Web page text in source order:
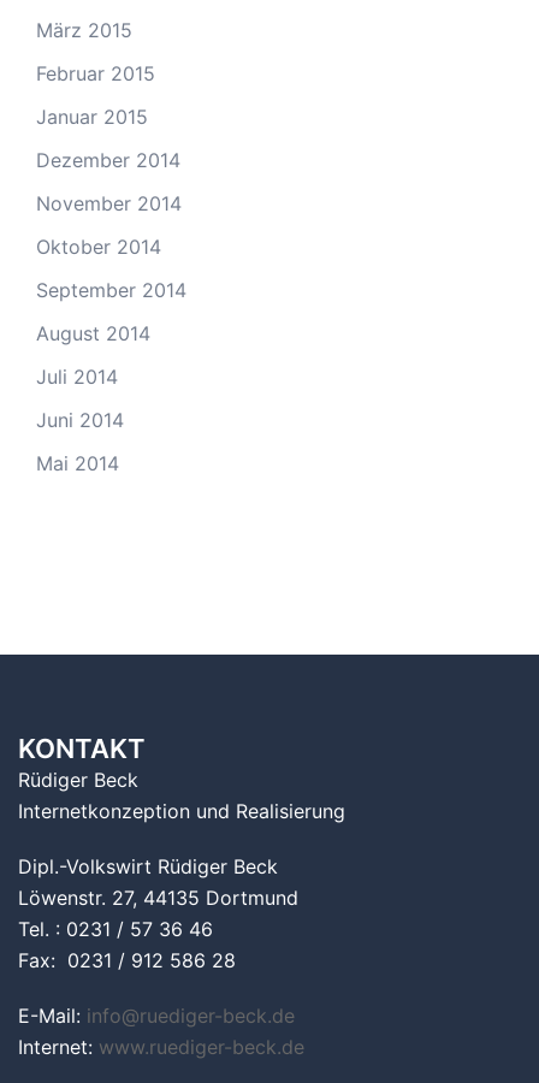
März 2015
Februar 2015
Januar 2015
Dezember 2014
November 2014
Oktober 2014
September 2014
August 2014
Juli 2014
Juni 2014
Mai 2014
KONTAKT
Rüdiger Beck
Internetkonzeption und Realisierung
Dipl.-Volkswirt Rüdiger Beck
Löwenstr. 27, 44135 Dortmund
Tel. : 0231 / 57 36 46
Fax: 0231 / 912 586 28
E-Mail: info@ruediger-beck.de
Internet: www.ruediger-beck.de